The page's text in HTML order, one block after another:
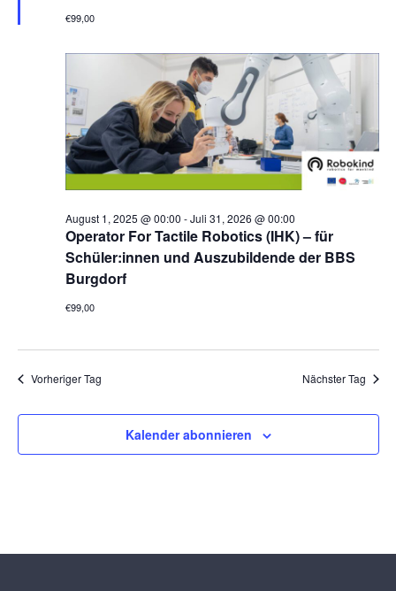
r
b
e
n
€99,00
Operator For Tactile Robotics (IHK) – für
Schüler:innen und Auszubildende der BBS
Burgdorf
August 1, 2025 @ 00:00 -Juli 31, 2026 @ 00:00
€99,00
Vorheriger Tag Nächster Tag
Kalender abonnieren